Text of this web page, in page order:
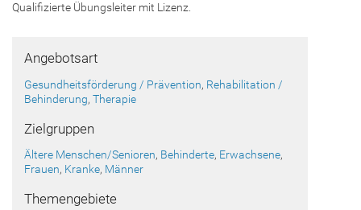
Qualifizierte Übungsleiter mit Lizenz.
Angebotsart
Gesundheitsförderung / Prävention, Rehabilitation /
Behinderung, Therapie
Zielgruppen
Ältere Menschen/Senioren, Behinderte, Erwachsene,
Frauen, Kranke, Männer
Themengebiete